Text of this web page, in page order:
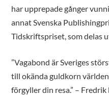
har upprepade gånger
annat Svenska
Tidskriftspriset, som delas
”Vagabond är Sveriges
till okända guldkorn
förgyller din resa.” –